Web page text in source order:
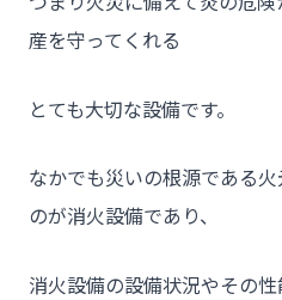
- HOME
- トウカイセツビが選ばれ
- 介護施設事業者様
- 不動産管理会社様・アパ
産を守ってくれる
とても大切な設備です。
なかでも災いの根源である
のが消火設備であり、
消火設備の設備状況やその